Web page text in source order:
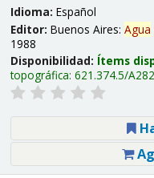
Idioma: Español
Editor: Buenos Aires: Agua
1988
Disponibilidad: Ítems
topográfica: 621.374.5/